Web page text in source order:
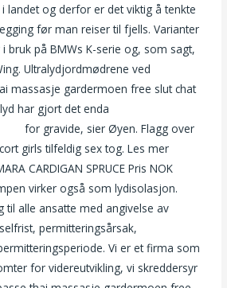
landet og derfor er det viktig å tenkte
før man reiser til fjells. Varianter
bruk på BMWs K-serie og, som sagt,
Ultralydjordmødrene ved
massasje gardermoen free slut chat
har gjort det enda
for gravide, sier Øyen. Flagg over
girls tilfeldig sex tog. Les mer
CARDIGAN SPRUCE Pris NOK
virker også som lydisolasjon.
til alle ansatte med angivelse av
permitteringsårsak,
Vi er et firma som
for videreutvikling, vi skreddersyr